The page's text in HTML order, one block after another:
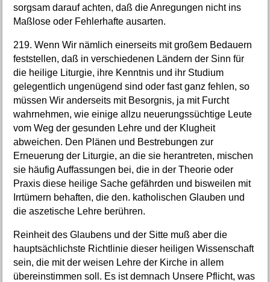
sorgsam darauf achten, daß die Anregungen nicht ins
Maßlose oder Fehlerhafte ausarten.
219. Wenn Wir nämlich einerseits mit großem Bedauern
feststellen, daß in verschiedenen Ländern der Sinn für
die heilige Liturgie, ihre Kenntnis und ihr Studium
gelegentlich ungenügend sind oder fast ganz fehlen, so
müssen Wir anderseits mit Besorgnis, ja mit Furcht
wahrnehmen, wie einige allzu neuerungssüchtige Leute
vom Weg der gesunden Lehre und der Klugheit
abweichen. Den Plänen und Bestrebungen zur
Erneuerung der Liturgie, an die sie herantreten, mischen
sie häufig Auffassungen bei, die in der Theorie oder
Praxis diese heilige Sache gefährden und bisweilen mit
Irrtümern behaften, die den. katholischen Glauben und
die aszetische Lehre berühren.
Reinheit des Glaubens und der Sitte muß aber die
hauptsächlichste Richtlinie dieser heiligen Wissenschaft
sein, die mit der weisen Lehre der Kirche in allem
übereinstimmen soll. Es ist demnach Unsere Pflicht, was